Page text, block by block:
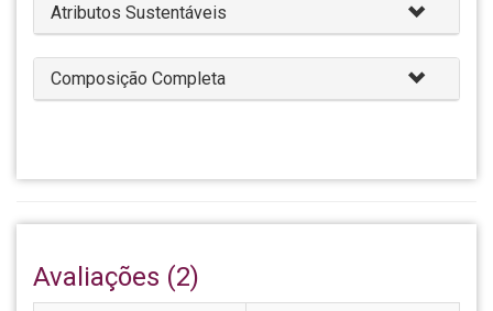
Atributos Sustentáveis
Composição Completa
Avaliações (2)